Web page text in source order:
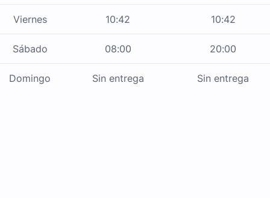
Viernes 10:42 10:42
Sábado 08:00 20:00
Domingo Sin entrega Sin entrega